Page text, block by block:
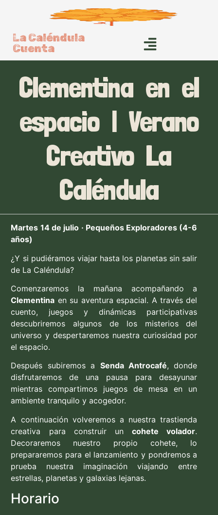
La Caléndula
Cuenta
Clementina en el
espacio | Verano
Creativo La
Caléndula
Martes 14 de julio · Pequeños Exploradores (4-6
años)
¿Y si pudiéramos viajar hasta los planetas sin salir
de La Caléndula?
Comenzaremos la mañana acompañando a
Clementina en su aventura espacial. A través del
cuento, juegos y dinámicas participativas
descubriremos algunos de los misterios del
universo y despertaremos nuestra curiosidad por
el espacio.
Después subiremos a Senda Antrocafé, donde
disfrutaremos de una pausa para desayunar
mientras compartimos juegos de mesa en un
ambiente tranquilo y acogedor.
A continuación volveremos a nuestra trastienda
creativa para construir uncohete volador.
Decoraremos nuestro propio cohete, lo
prepararemos para el lanzamiento y pondremos a
prueba nuestra imaginación viajando entre
estrellas, planetas y galaxias lejanas.
Horario